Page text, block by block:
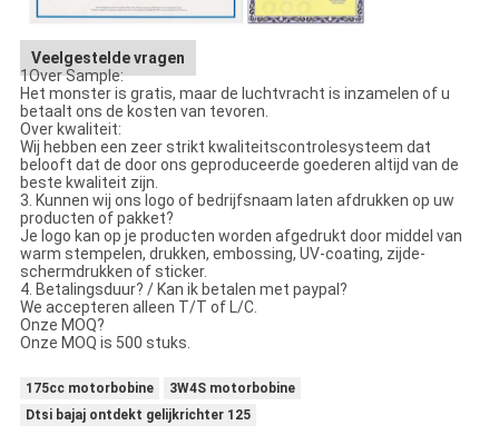
Veelgestelde vragen
1Over Sample:
Het monster is gratis, maar de luchtvracht is inzamelen of u
betaalt ons de kosten van tevoren.
Over kwaliteit:
Wij hebben een zeer strikt kwaliteitscontrolesysteem dat
belooft dat de door ons geproduceerde goederen altijd van de
beste kwaliteit zijn.
3. Kunnen wij ons logo of bedrijfsnaam laten afdrukken op uw
producten of pakket?
Je logo kan op je producten worden afgedrukt door middel van
warm stempelen, drukken, embossing, UV-coating, zijde-
schermdrukken of sticker.
4. Betalingsduur? / Kan ik betalen met paypal?
We accepteren alleen T/T of L/C.
Onze MOQ?
Onze MOQ is 500 stuks.
175cc motorbobine
3W4S motorbobine
Dtsi bajaj ontdekt gelijkrichter 125